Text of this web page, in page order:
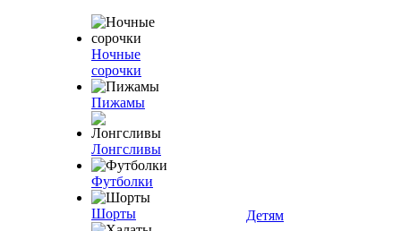
Ночные
сорочки
Пижамы
Лонгсливы
Футболки
Шорты
Детям